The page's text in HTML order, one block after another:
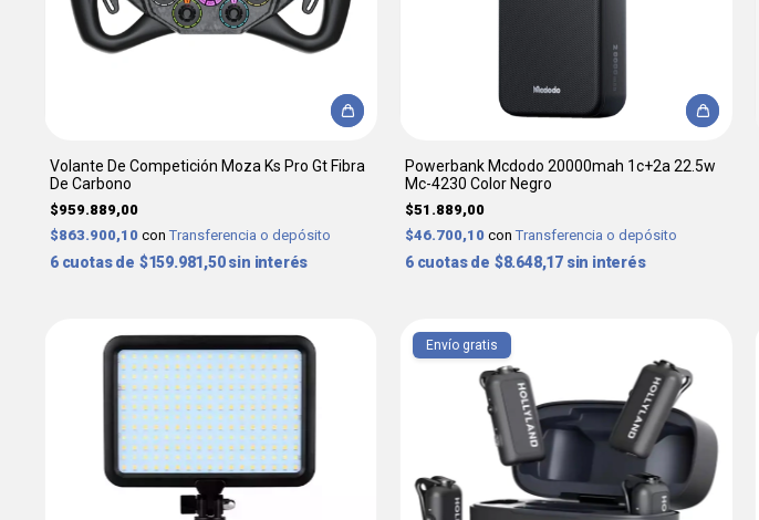
Volante De Competición Moza Ks Pro Gt Fibra
De Carbono
$959.889,00
$863.900,10 con Transferencia o depósito
6 $159.981,50 sin interés
Powerbank Mcdodo 20000mah 1c+2a 22.5w
Mc-4230 Color Negro
$51.889,00
$46.700,10 con Transferencia o depósito
6 $8.648,17 sin interés
Envío gratis